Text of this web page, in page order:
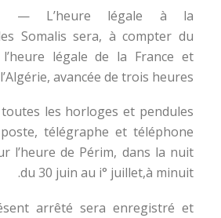
— L’heure légale à la
Somalis sera, à compter du
légale de la France et
avancée de trois heures.
toutes les horloges et pendules
télégraphe et téléphone
l’heure de Périm, dans la nuit
du 30 juin au i° juillet,à minuit.
arrêté sera enregistré et